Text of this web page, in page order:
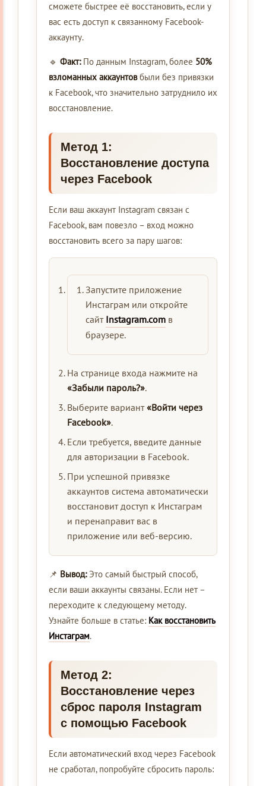
сможете быстрее её восстановить, если у
вас есть доступ к связанному Facebook-
аккаунту.
🔹 Факт:По данным Instagram, более 50%
взломанных аккаунтовбыли без привязки
к Facebook, что значительно затруднило их
восстановление.
Метод 1:
Восстановление доступа
через Facebook
Если ваш аккаунт Instagram связан с
Facebook, вам повезло – вход можно
восстановить всего за пару шагов:
Запустите приложение
Инстаграм или откройте
сайт Instagram.com в
браузере.
На странице входа нажмите на
«Забыли пароль?».
Выберите вариант«Войти через
Facebook».
Если требуется, введите данные
для авторизации в Facebook.
При успешной привязке
аккаунтов система автоматически
восстановит доступ к Инстаграм
и перенаправит вас в
приложение или веб-версию.
📌 Вывод:Это самый быстрый способ,
если ваши аккаунты связаны. Если нет –
переходите к следующему методу.
Узнайте больше в статье: Как восстановить
Инстаграм.
Метод 2:
Восстановление через
сброс пароля Instagram
с помощью Facebook
Если автоматический вход через Facebook
не сработал, попробуйте сбросить пароль: